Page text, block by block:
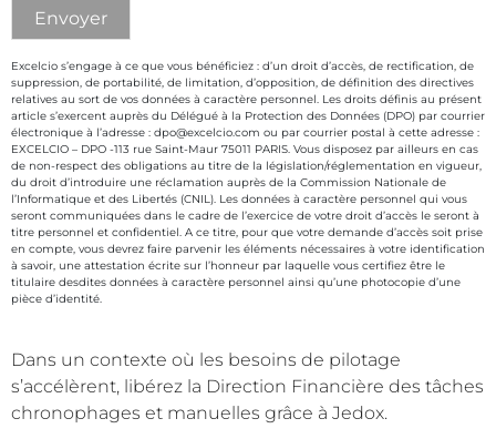
Excelcio s’engage à ce que vous bénéficiez : d’un droit d’accès, de rectification, de
suppression, de portabilité, de limitation, d’opposition, de définition des directives
relatives au sort de vos données à caractère personnel. Les droits définis au présent
article s’exercent auprès du Délégué à la Protection des Données (DPO) par courrier
électronique à l’adresse : dpo@excelcio.com ou par courrier postal à cette adresse :
EXCELCIO – DPO -113 rue Saint-Maur 75011 PARIS. Vous disposez par ailleurs en cas
de non-respect des obligations au titre de la législation/réglementation en vigueur,
du droit d’introduire une réclamation auprès de la Commission Nationale de
l’Informatique et des Libertés (CNIL). Les données à caractère personnel qui vous
seront communiquées dans le cadre de l’exercice de votre droit d’accès le seront à
titre personnel et confidentiel. A ce titre, pour que votre demande d’accès soit prise
en compte, vous devrez faire parvenir les éléments nécessaires à votre identification
à savoir, une attestation écrite sur l’honneur par laquelle vous certifiez être le
titulaire desdites données à caractère personnel ainsi qu’une photocopie d’une
pièce d’identité.
Dans un contexte où les besoins de pilotage
s’accélèrent, libérez la Direction Financière des tâches
chronophages et manuelles grâce à Jedox.